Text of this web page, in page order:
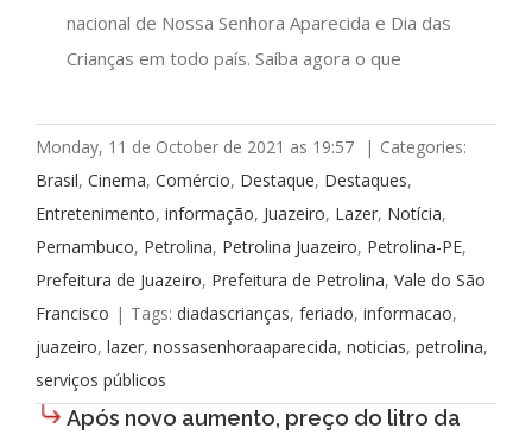
nacional de Nossa Senhora Aparecida e Dia das
Crianças em todo país. Saíba agora o que
Monday, 11 de October de 2021 as 19:57 | Categories:
Brasil, Cinema, Comércio, Destaque, Destaques,
Entretenimento, informação, Juazeiro, Lazer, Notícia,
Pernambuco, Petrolina, Petrolina Juazeiro, Petrolina-PE,
Prefeitura de Juazeiro, Prefeitura de Petrolina, Vale do São
Francisco | Tags: diadascrianças, feriado, informacao,
juazeiro, lazer, nossasenhoraaparecida, noticias, petrolina,
serviços públicos
Após novo aumento, preço do litro da